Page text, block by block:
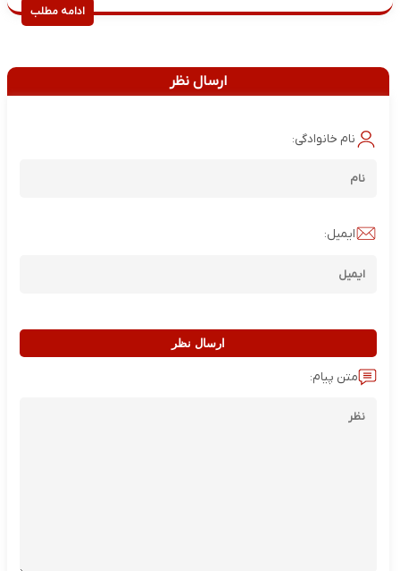
ادامه مطلب
ارسال نظر
نام خانوادگی:
ایمیل:
ارسال نظر
متن پیام: